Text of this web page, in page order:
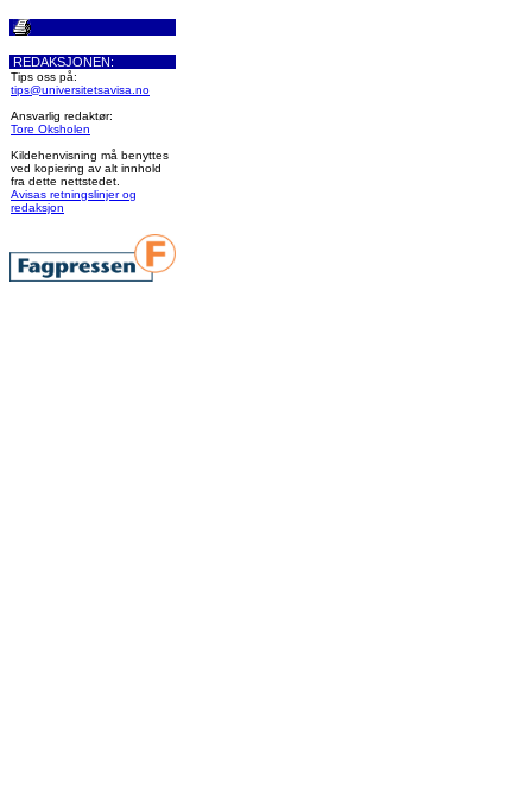
REDAKSJONEN:
Tips oss på:
tips@universitetsavisa.no
Ansvarlig redaktør:
Tore Oksholen
Kildehenvisning må benyttes
ved kopiering av alt innhold
fra dette nettstedet.
Avisas retningslinjer og
redaksjon